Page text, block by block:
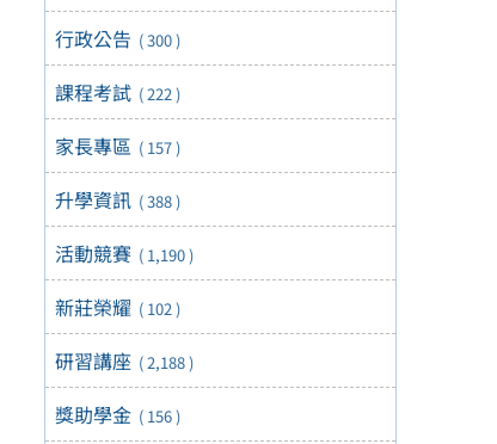
行政公告 ( 300 )
課程考試 ( 222 )
家長專區 ( 157 )
升學資訊 ( 388 )
活動競賽 ( 1,190 )
新莊榮耀 ( 102 )
研習講座 ( 2,188 )
獎助學金 ( 156 )